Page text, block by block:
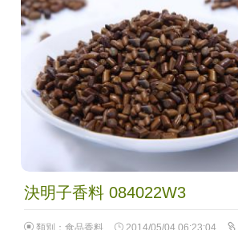
決明子香料 084022W3
類別： 食品香料 2014/05/04 06:23:04